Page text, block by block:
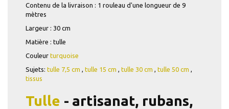
Contenu de la livraison : 1 rouleau d'une longueur de 9
mètres
Largeur : 30 cm
Matière : tulle
Couleur turquoise
Sujets: tulle 7,5 cm , tulle 15 cm , tulle 30 cm , tulle 50 cm ,
tissus
Tulle - artisanat, rubans,